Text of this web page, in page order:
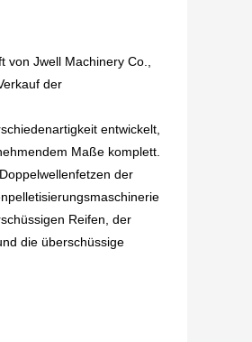
von Jwell Machinery Co.,
der
entwickelt,
Maße komplett.
der
Reifen, der
die überschüssige